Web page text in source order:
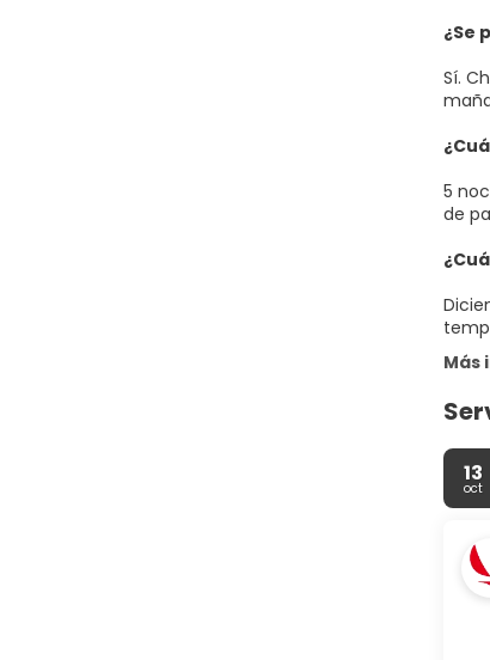
¿Se
Sí.
5
de
Más
13
oct